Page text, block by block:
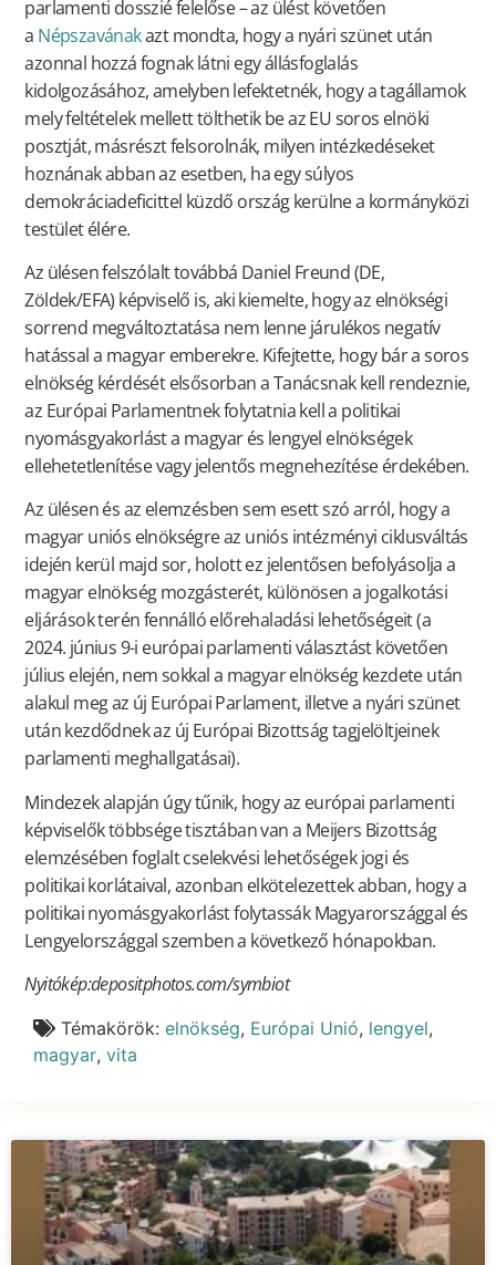
parlamenti dosszié felelőse – az ülést követően
a Népszavánakazt mondta, hogy a nyári szünet után
azonnal hozzá fognak látni egy állásfoglalás
kidolgozásához, amelyben lefektetnék, hogy a tagállamok
mely feltételek mellett tölthetik be az EU soros elnöki
posztját, másrészt felsorolnák, milyen intézkedéseket
hoznának abban az esetben, ha egy súlyos
demokráciadeficittel küzdő ország kerülne a kormányközi
testület élére.
Az ülésen felszólalt továbbá Daniel Freund (DE,
Zöldek/EFA) képviselő is, aki kiemelte, hogy az elnökségi
sorrend megváltoztatása nem lenne járulékos negatív
hatással a magyar emberekre. Kifejtette, hogy bár a soros
elnökség kérdését elsősorban a Tanácsnak kell rendeznie,
az Európai Parlamentnek folytatnia kell a politikai
nyomásgyakorlást a magyar és lengyel elnökségek
ellehetetlenítése vagy jelentős megnehezítése érdekében.
Az ülésen és az elemzésben sem esett szó arról, hogy a
magyar uniós elnökségre az uniós intézményi ciklusváltás
idején kerül majd sor, holott ez jelentősen befolyásolja a
magyar elnökség mozgásterét, különösen a jogalkotási
eljárások terén fennálló előrehaladási lehetőségeit (a
2024. június 9-i európai parlamenti választást követően
július elején, nem sokkal a magyar elnökség kezdete után
alakul meg az új Európai Parlament, illetve a nyári szünet
után kezdődnek az új Európai Bizottság tagjelöltjeinek
parlamenti meghallgatásai).
Mindezek alapján úgy tűnik, hogy az európai parlamenti
képviselők többsége tisztában van a Meijers Bizottság
elemzésében foglalt cselekvési lehetőségek jogi és
politikai korlátaival, azonban elkötelezettek abban, hogy a
politikai nyomásgyakorlást folytassák Magyarországgal és
Lengyelországgal szemben a következő hónapokban.
Nyitókép:depositphotos.com/symbiot
Témakörök: elnökség, Európai Unió, lengyel,
magyar, vita